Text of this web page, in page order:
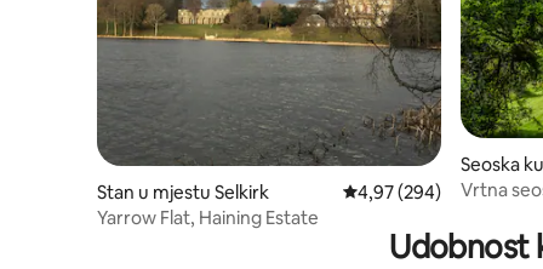
Stan u mjestu Selkirk prosječna ocjena 4,97
4,97 (294)
Yarrow Flat, Haining Estate
Seoska
hiels
Vrtna
Udobnost